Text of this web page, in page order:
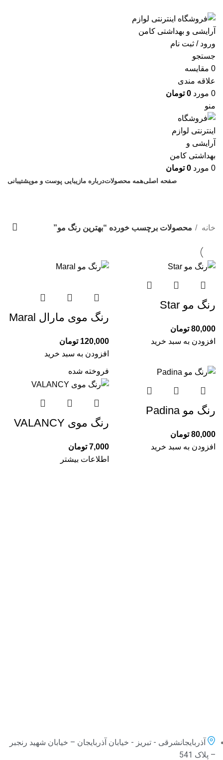
ورود / ثبت نام
جستجو
0 مقايسه
علاقه مندی
0 مورد 0 تومان
منو
0 مورد 0 تومان
صفحه اصلیهمه محصولاتدرباره مازیبایی پوست و موپشتیبانی
دسته بندی ها
خانه محصولات برچسب خورده “بهترین رنگ مو”
رنگ مو Star
80,000 تومان
افزودن به سبد خرید
رنگ موی مارال Maral
120,000 تومان
افزودن به سبد خرید
رنگ مو Padina
80,000 تومان
افزودن به سبد خرید
فروخته شده
رنگ موی VALANCY
7,000 تومان
اطلاعات بیشتر
آذربایجانشرقی - تبریز - خیابان آذربایجان – خیابان شهید رنجبر
– پلاک 541